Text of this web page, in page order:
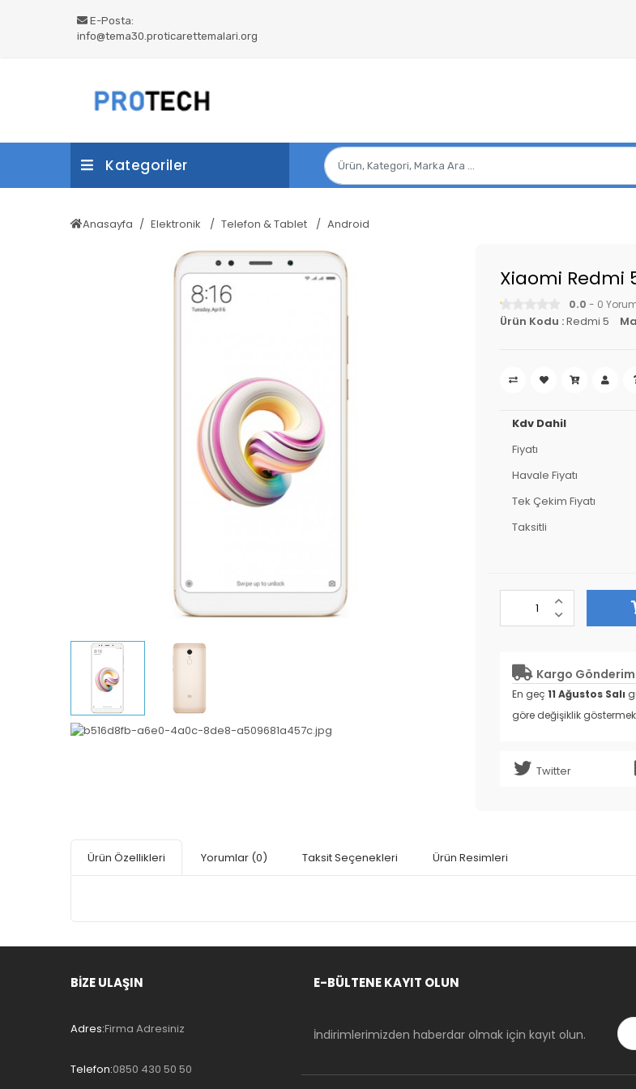
E-Posta:
info@tema30.proticarettemalari.org
Kategoriler
Anasayfa Elektronik Telefon & Tablet Android
Xiaomi Redmi
0.0 - 0
Ürün Kodu :Redmi 5
Kdv Dahil
Fiyatı
Havale Fiyatı
Tek Çekim Fiyatı
Taksitli
Kargo
En geç 11 Ağustos Salı
göre değişiklik
Twitter
Ürün Özellikleri Yorumlar (0) Taksit Seçenekleri Ürün Resimleri
BİZE ULAŞIN
Adres:Firma Adresiniz
Telefon:0850 430 50 50
E-BÜLTENE KAYIT OLUN
İndirimlerimizden haberdar olmak için kayıt olun.